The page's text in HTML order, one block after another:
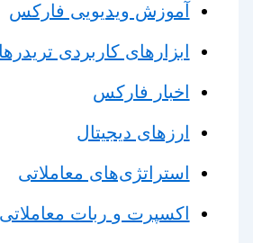
آموزش ویدیویی فارکس
ابزارهای کاربردی تریدرها
اخبار فارکس
ارزهای دیجیتال
استراتژی‌های معاملاتی
اکسپرت و ربات معاملاتی